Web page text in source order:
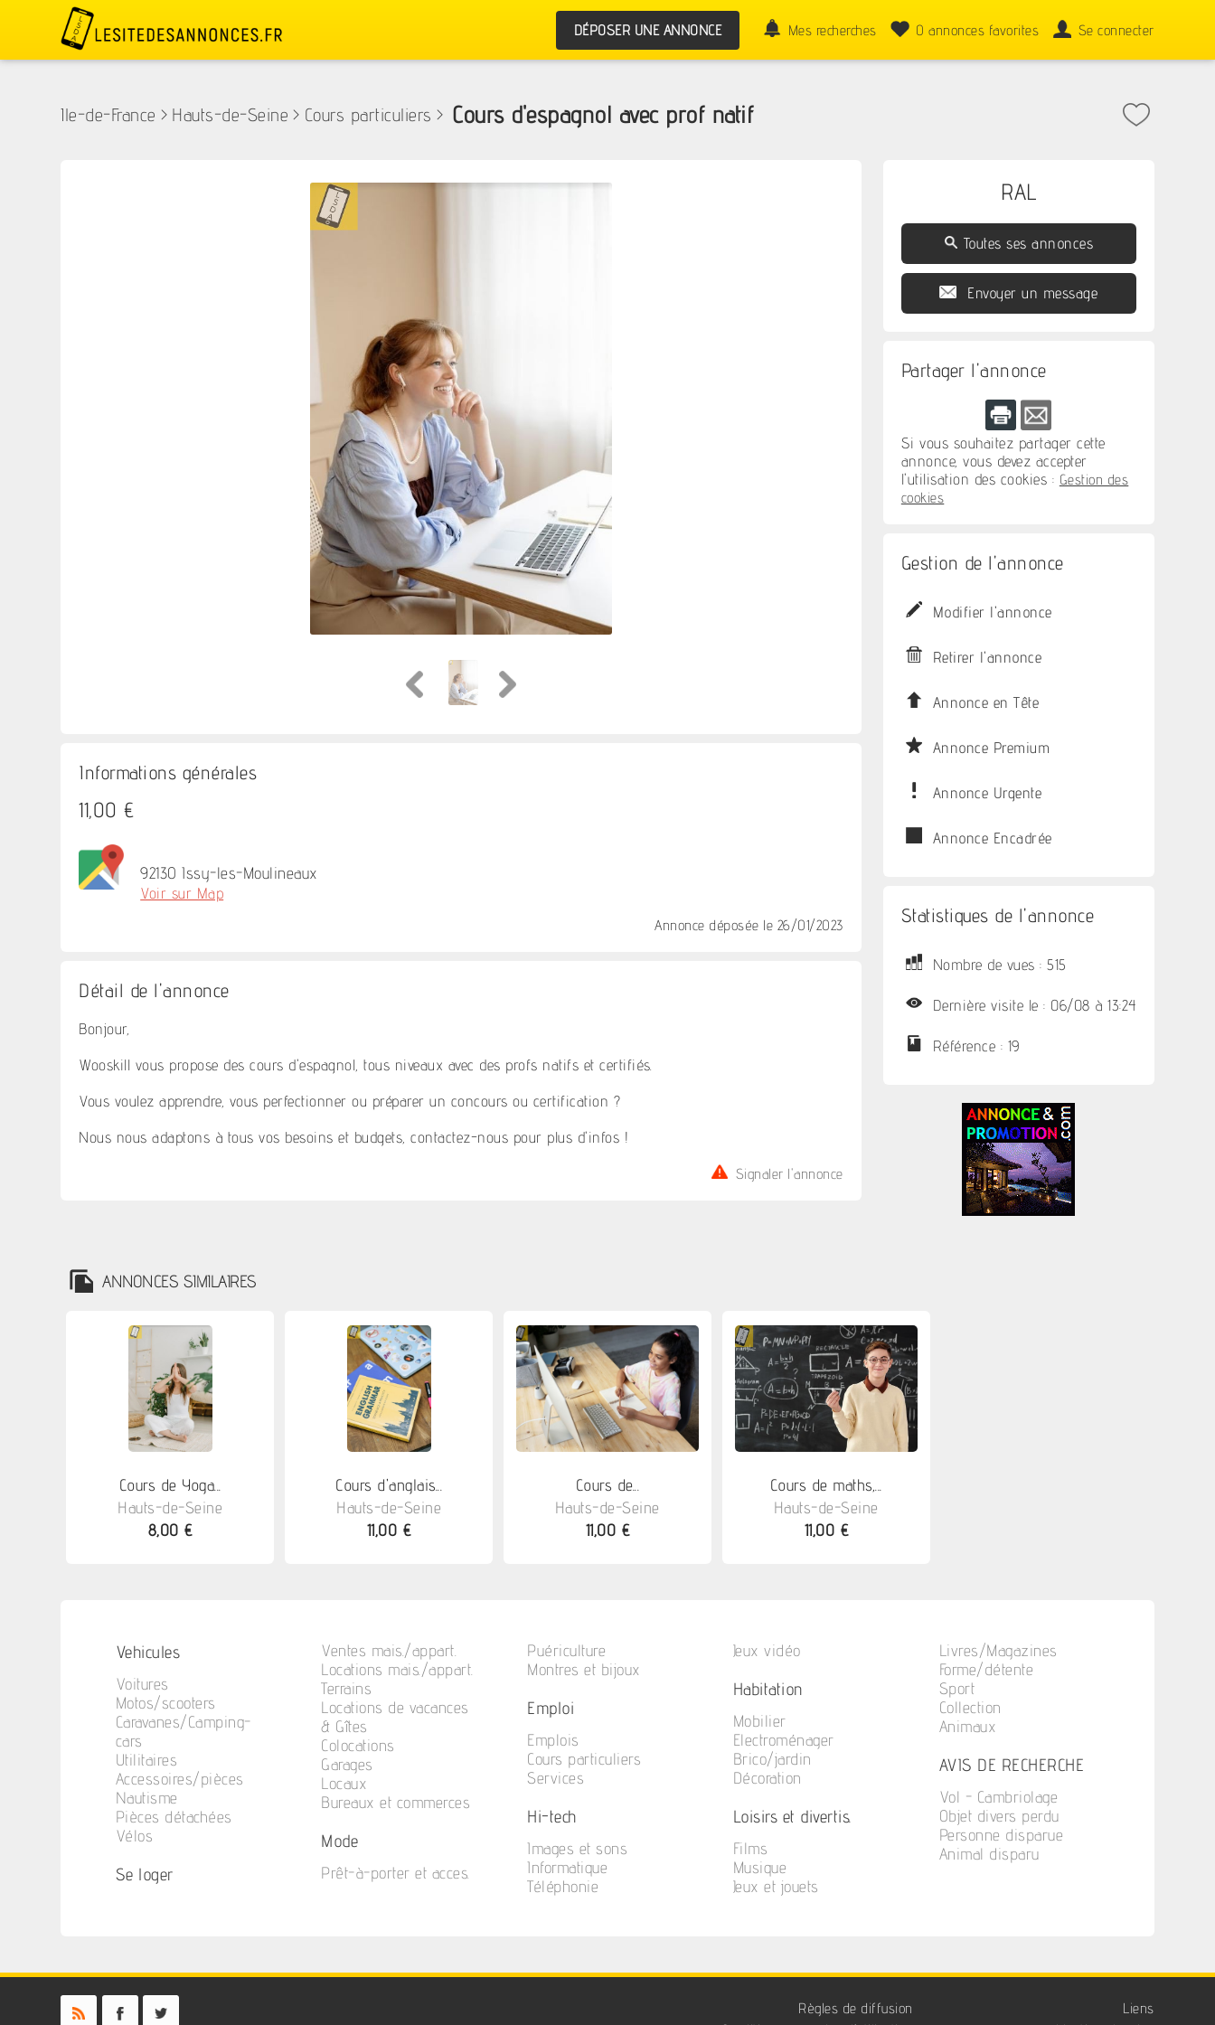
DÉPOSER UNE ANNONCE Mes recherches 0 annonces favorites Se connecter
Ile-de-France > Hauts-de-Seine > Cours particuliers > Cours d'espagnol avec prof natif
Informations générales
11,00 €
92130 Issy-les-Moulineaux
Voir sur Map
Annonce déposée le 26/01/2023
Détail de l'annonce
Bonjour,
Wooskill vous propose des cours d'espagnol, tous niveaux avec des profs natifs et certifiés.
Vous voulez apprendre, vous perfectionner ou préparer un concours ou certification ?
Nous nous adaptons à tous vos besoins et budgets, contactez-nous pour plus d'infos !
Signaler l'annonce
RAL
Toutes ses annonces
Envoyer un message
Partager l'annonce
Si vous souhaitez partager cette
annonce, vous devez accepter
l'utilisation des cookies : Gestion des
cookies
Gestion de l'annonce
Modifier l'annonce
Retirer l'annonce
Annonce en Tête
Annonce Premium
Annonce Urgente
Annonce Encadrée
Statistiques de l'annonce
Nombre de vues : 515
Dernière visite le : 06/08 à 13:24
Référence : 19
ANNONCES SIMILAIRES
Cours de Yoga...
Hauts-de-Seine
8,00 €
Cours d'anglais...
Hauts-de-Seine
11,00 €
Cours de...
Hauts-de-Seine
11,00 €
Cours de maths,...
Hauts-de-Seine
11,00 €
Vehicules
Voitures
Motos/scooters
Caravanes/Camping-
cars
Utilitaires
Accessoires/pièces
Nautisme
Pièces détachées
Vélos
Se loger
Ventes mais./appart.
Locations mais./appart.
Terrains
Locations de vacances
& Gîtes
Colocations
Garages
Locaux
Bureaux et commerces
Mode
Prêt-à-porter et acces.
Puériculture
Montres et bijoux
Emploi
Emplois
Cours particuliers
Services
Hi-tech
Images et sons
Informatique
Téléphonie
Jeux vidéo
Habitation
Mobilier
Electroménager
Brico/jardin
Décoration
Loisirs et divertis.
Films
Musique
Jeux et jouets
Livres/Magazines
Forme/détente
Sport
Collection
Animaux
AVIS DE RECHERCHE
Vol - Cambriolage
Objet divers perdu
Personne disparue
Animal disparu
Règles de diffusion
Liens